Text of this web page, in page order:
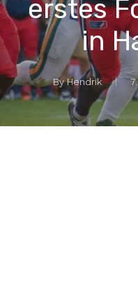
erstes
in
By Hendrik